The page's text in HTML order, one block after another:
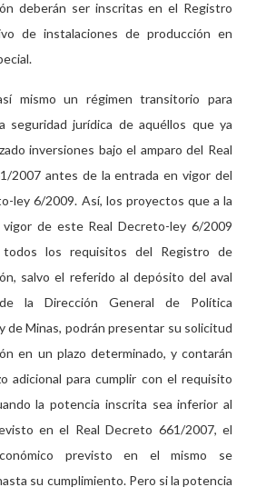
deberán ser inscritas en el Registro
de instalaciones de producción en
mismo un régimen transitorio para
seguridad jurídica de aquéllos que ya
inversiones bajo el amparo del Real
2007 antes de la entrada en vigor del
ley 6/2009. Así, los proyectos que a la
de este Real Decreto-ley 6/2009
todos los requisitos del Registro de
salvo el referido al depósito del aval
la Dirección General de Política
de Minas, podrán presentar su solicitud
en un plazo determinado, y contarán
adicional para cumplir con el requisito
la potencia inscrita sea inferior al
en el Real Decreto 661/2007, el
previsto en el mismo se
su cumplimiento. Pero si la potencia